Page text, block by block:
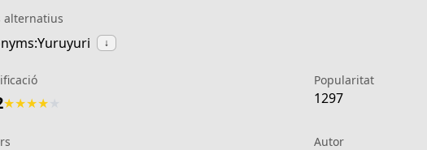
alternatius
↓
★★★★
Popularitat
1297
Autor